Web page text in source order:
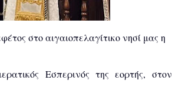
στο αιγαιοπελαγίτικο νησί μας η
Εσπερινός της εορτής, στον